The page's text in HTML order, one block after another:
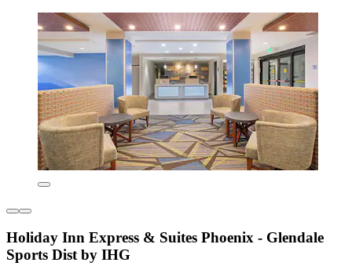
Holiday Inn Express & Suites Phoenix - Glendale
Sports Dist by IHG